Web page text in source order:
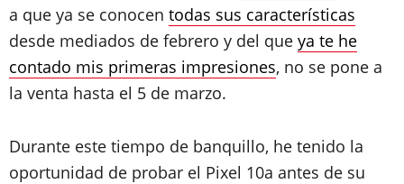
a que ya se conocen todas sus características
desde mediados de febrero y del que ya te he
contado mis primeras impresiones, no se pone a
la venta hasta el 5 de marzo.
Durante este tiempo de banquillo, he tenido la
oportunidad de probar el Pixel 10a antes de su